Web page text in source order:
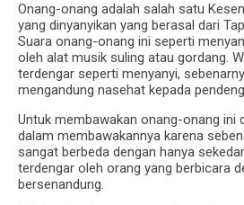
Onang-onang adalah salah satu
yang dinyanyikan yang berasal dari
Suara onang-onang ini seperti
oleh alat musik suling atau gordang.
terdengar seperti menyanyi,
mengandung nasehat kepada
Untuk membawakan onang-onang ini
dalam membawakannya karena
sangat berbeda dengan hanya
terdengar oleh orang yang berbicara
bersenandung.